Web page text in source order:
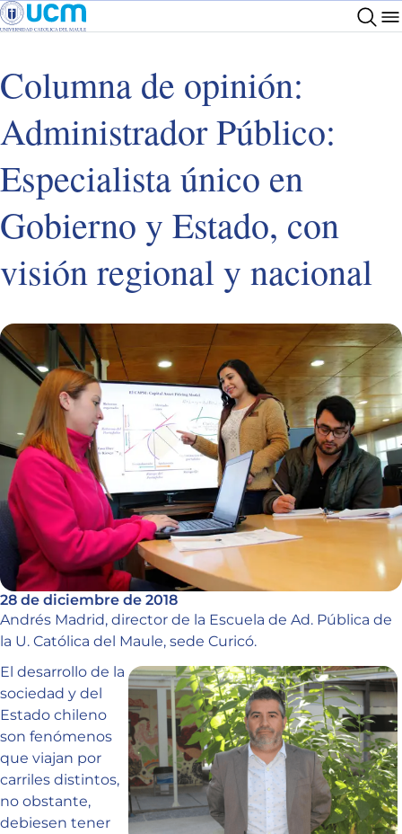
Columna de opinión:
Administrador Público:
Especialista único en
Gobierno y Estado, con
visión regional y nacional
28 de diciembre de 2018
Andrés Madrid, director de la Escuela de Ad. Pública de
la U. Católica del Maule, sede Curicó.
El desarrollo de la
sociedad y del
Estado chileno
son fenómenos
que viajan por
carriles distintos,
no obstante,
debiesen tener